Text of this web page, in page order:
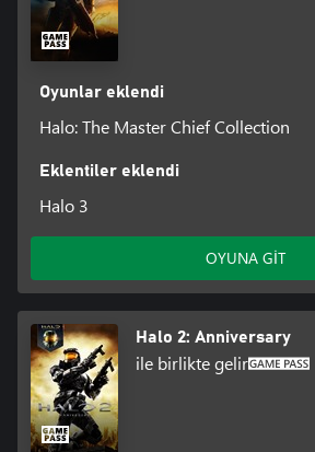
Oyunlar eklendi
Halo: The Master Chief Collection
Eklentiler eklendi
Halo 3
OYUNA GİT
Halo 2: Anniversary
ile birlikte gelir